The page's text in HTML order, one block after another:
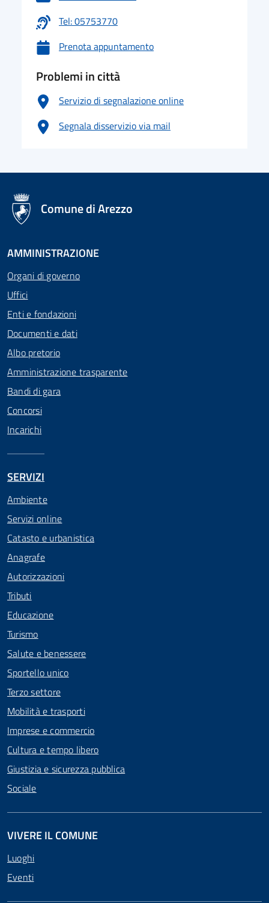
Tel: 05753770
Prenota appuntamento
Problemi in città
Servizio di segnalazione online
Segnala disservizio via mail
logo Unione Europea
Comune di Arezzo
AMMINISTRAZIONE
Organi di governo
Uffici
Enti e fondazioni
Documenti e dati
Albo pretorio
Amministrazione trasparente
Bandi di gara
Concorsi
Incarichi
SERVIZI
Ambiente
Servizi online
Catasto e urbanistica
Anagrafe
Autorizzazioni
Tributi
Educazione
Turismo
Salute e benessere
Sportello unico
Terzo settore
Mobilità e trasporti
Imprese e commercio
Cultura e tempo libero
Giustizia e sicurezza pubblica
Sociale
VIVERE IL COMUNE
Luoghi
Eventi